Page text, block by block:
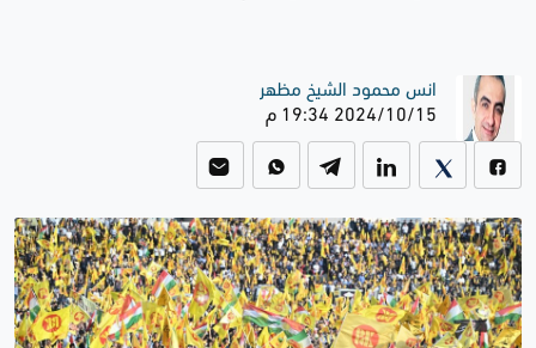
انس محمود الشيخ مظهر
2024/10/15 19:34 م